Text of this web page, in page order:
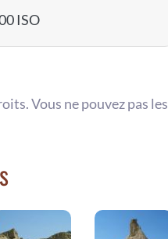
ISO
Vous ne pouvez pas les